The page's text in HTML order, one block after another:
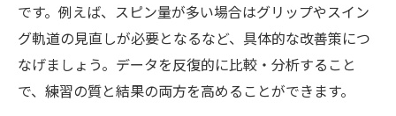
です。例えば、スピン量が多い場合はグリップやスイン
グ軌道の見直しが必要となるなど、具体的な改善策につ
なげましょう。データを反復的に比較・分析すること
で、練習の質と結果の両方を高めることができます。